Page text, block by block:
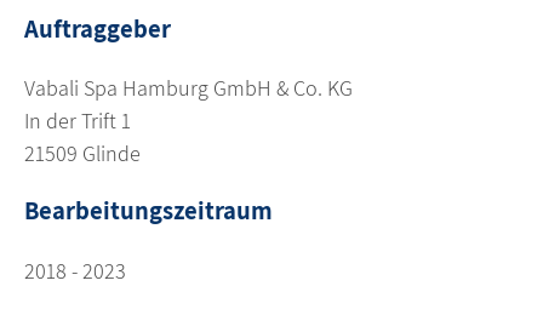
Auftraggeber
Vabali Spa Hamburg GmbH & Co. KG
In der Trift 1
21509 Glinde
Bearbeitungszeitraum
2018 - 2023